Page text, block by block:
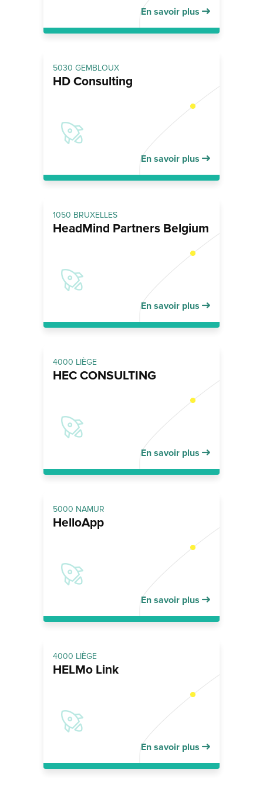
En savoir plus
5030 GEMBLOUX
HD Consulting
En savoir plus
1050 BRUXELLES
HeadMind Partners Belgium
En savoir plus
4000 LIÈGE
HEC CONSULTING
En savoir plus
5000 NAMUR
HelloApp
En savoir plus
4000 LIÈGE
HELMo Link
En savoir plus